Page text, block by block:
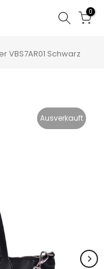
0
VBS7AR01 Schwarz
Ausverkauft